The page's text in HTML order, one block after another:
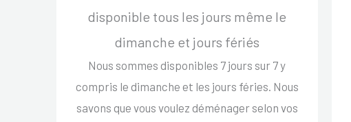
disponible tous les jours même le
dimanche et jours fériés
Nous sommes disponibles 7 jours sur 7 y
compris le dimanche et les jours féries. Nous
savons que vous voulez déménager selon vos